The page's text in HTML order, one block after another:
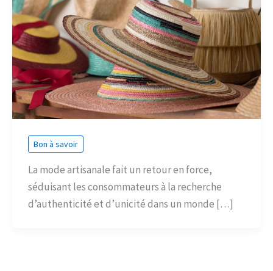
Bon à savoir
La mode artisanale fait un retour en force,
séduisant les consommateurs à la recherche
d’authenticité et d’unicité dans un monde […]